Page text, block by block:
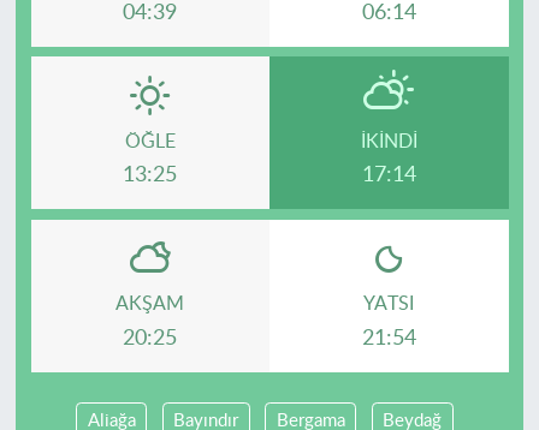
04:39 06:14
ÖĞLE
13:25
İKINDI
17:14
AKŞAM
20:25
YATSI
21:54
Aliağa Bayındır Bergama Beydağ